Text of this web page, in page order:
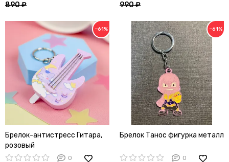
890 ₽ 990 ₽
−61%
Брелок-антистресс Гитара,
розовый
0
−61%
Брелок Танос фигурка металл
0